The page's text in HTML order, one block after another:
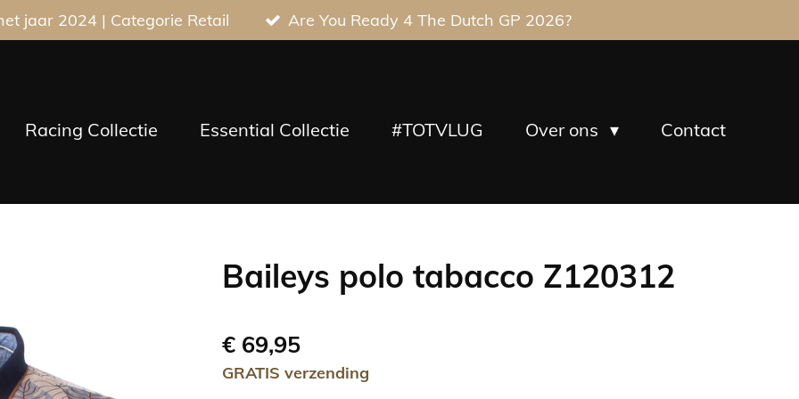
jaar 2024 | Categorie Retail Are You Ready 4 The Dutch GP 2026?
Racing Collectie Essential Collectie #TOTVLUG Over ons Contact
Baileys polo tabacco Z120312
€ 69,95
GRATIS verzending